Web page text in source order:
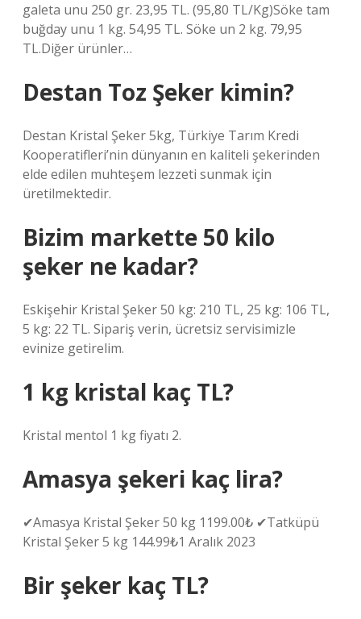
galeta unu 250 gr. 23,95 TL. (95,80 TL/Kg)Söke tam
buğday unu 1 kg. 54,95 TL. Söke un 2 kg. 79,95
TL.Diğer ürünler…
Destan Toz Şeker kimin?
Destan Kristal Şeker 5kg, Türkiye Tarım Kredi
Kooperatifleri’nin dünyanın en kaliteli şekerinden
elde edilen muhteşem lezzeti sunmak için
üretilmektedir.
Bizim markette 50 kilo
şeker ne kadar?
Eskişehir Kristal Şeker 50 kg: 210 TL, 25 kg: 106 TL,
5 kg: 22 TL. Sipariş verin, ücretsiz servisimizle
evinize getirelim.
1 kg kristal kaç TL?
Kristal mentol 1 kg fiyatı 2.
Amasya şekeri kaç lira?
✔Amasya Kristal Şeker 50 kg 1199.00₺ ✔Tatküpü
Kristal Şeker 5 kg 144.99₺1 Aralık 2023
Bir şeker kaç TL?